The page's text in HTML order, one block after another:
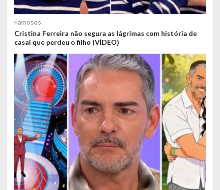
Famosos
Cristina Ferreira não segura as lágrimas com história de
casal que perdeu o filho (VÍDEO)